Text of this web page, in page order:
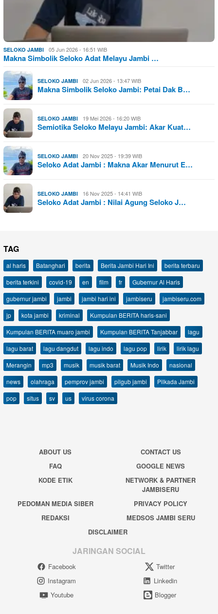
SELOKO JAMBI 05 Jun 2026 - 16:51 WIB
Makna Simbolik Seloko Adat Melayu Jambi …
SELOKO JAMBI 02 Jun 2026 - 13:47 WIB
Makna Simbolik Seloko Jambi: Petai Dak B…
SELOKO JAMBI 19 Mei 2026 - 16:20 WIB
Semiotika Seloko Melayu Jambi: Akar Kuat…
SELOKO JAMBI 20 Nov 2025 - 19:39 WIB
Seloko Adat Jambi : Makna Akar Menurut E…
SELOKO JAMBI 16 Nov 2025 - 14:41 WIB
Seloko Adat Jambi : Nilai Agung Seloko J…
TAG
al haris Batanghari berita Berita Jambi Hari Ini
berita terbaru
berita terkini
covid-19 en film fr
Gubernur Al Haris
gubernur jambi
jambi jambi hari ini jambiseru
jambiseru.com
jp
kota jambi kriminal
Kumpulan BERITA haris-sani
Kumpulan BERITA muaro jambi
Kumpulan BERITA Tanjabbar
lagu
lagu barat
lagu dangdut lagu indo lagu pop lirik
lirik lagu
Merangin
mp3 musik musik barat Musik Indo
nasional
news
olahraga pemprov jambi pilgub jambi
Pilkada Jambi
pop
situs sv us virus corona
ABOUT US
CONTACT US
FAQ
GOOGLE NEWS
KODE ETIK
NETWORK & PARTNER
JAMBISERU
PEDOMAN MEDIA SIBER
PRIVACY POLICY
REDAKSI
MEDSOS JAMBI SERU
DISCLAIMER
JARINGAN SOCIAL
Facebook
Twitter
Instagram
Linkedin
Youtube
Blogger